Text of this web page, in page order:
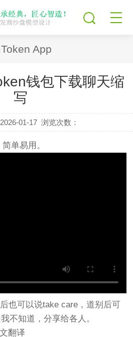
App
钱包下载聊天缩
写
01-17 浏览次数：
单易用。
也可以说take care，道别后可
不知道，分享给各人。